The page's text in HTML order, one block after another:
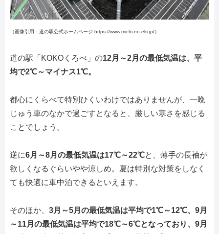
（画像引用：道の駅公式ホームページ https://www.michi-no-eki.jp/）
道の駅「KOKOくろべ」の12月～2月の最低気温は、平
均で2℃～マイナス1℃。
都心にくらべて特別ひくいわけではありませんが、一晩
じゅう車のなかで過ごすとなると、厳しい寒さを感じる
ことでしょう。
逆に6月～8月の最低気温は17℃～22℃と、薄手の長袖が
欲しくなるぐらいやや涼しめ。夏は特別な対策をしなく
ても快適に車中泊できるといえます。
そのほか、 3月～5月の最低気温は平均で1℃～12℃、9月
～11月の最低気温は平均で18℃～6℃となっており、9月